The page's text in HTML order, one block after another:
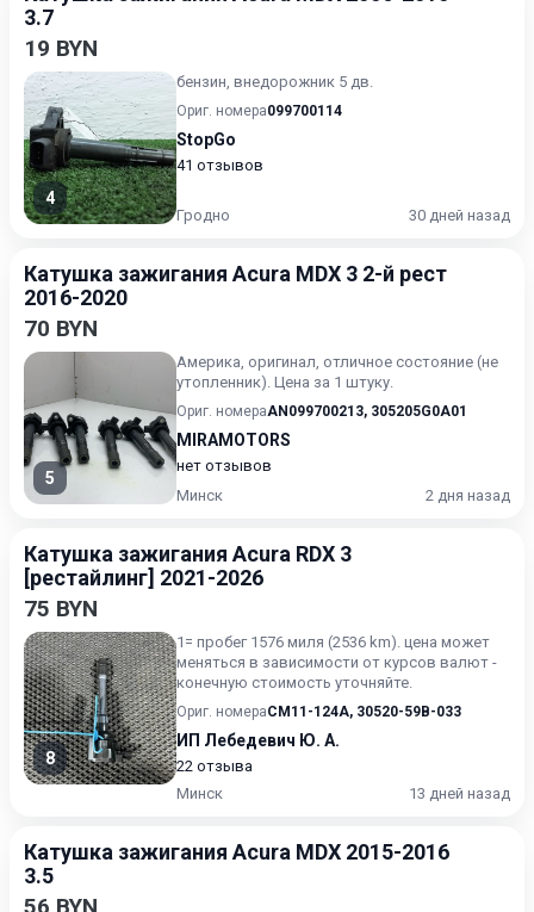
3.7
19 BYN
4
бензин, внедорожник 5 дв.
Ориг. номера099700114
StopGo
41 отзывов
Гродно 30 дней назад
Катушка зажигания Acura MDX 3 2-й рест
2016-2020
70 BYN
5
Америка, оригинал, отличное состояние (не
утопленник). Цена за 1 штуку.
Ориг. номераAN099700213, 305205G0A01
MIRAMOTORS
нет отзывов
Минск
2 дня назад
Катушка зажигания Acura RDX 3
[рестайлинг] 2021-2026
75 BYN
8
1= пробег 1576 миля (2536 km). цена может
меняться в зависимости от курсов валют -
конечную стоимость уточняйте.
Ориг. номераCM11-124A, 30520-59B-033
ИП Лебедевич Ю. А.
22 отзыва
Минск
13 дней назад
Катушка зажигания Acura MDX 2015-2016
3.5